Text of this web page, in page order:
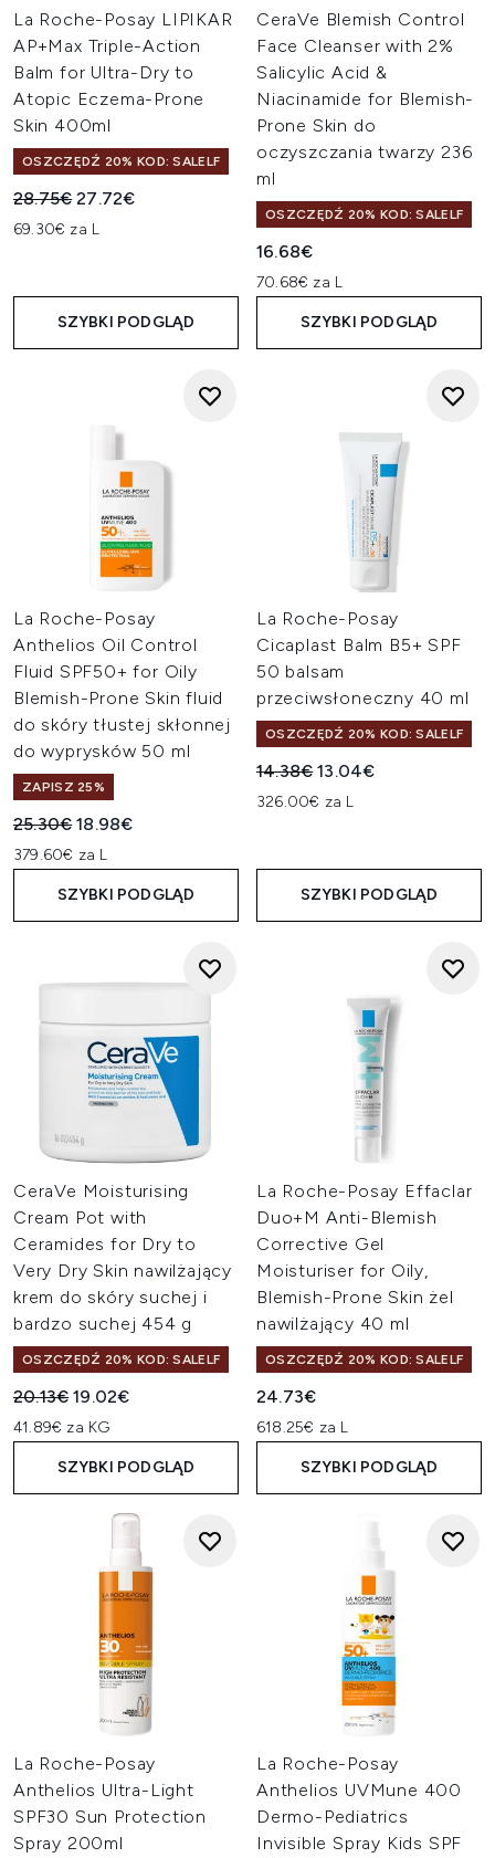
La Roche-Posay LIPIKAR
AP+Max Triple-Action
Balm for Ultra-Dry to
Atopic Eczema-Prone
Skin 400ml
OSZCZĘDŹ 20% KOD: SALELF
Sugerowana cena detaliczna:
28.75€Aktualna cena:
27.72€
69.30€ za L
SZYBKI PODGLĄD
CeraVe Blemish Control
Face Cleanser with 2%
Salicylic Acid &
Niacinamide for Blemish-
Prone Skin do
oczyszczania twarzy 236
ml
OSZCZĘDŹ 20% KOD: SALELF
16.68€
70.68€ za L
SZYBKI PODGLĄD
La Roche-Posay
Anthelios Oil Control
Fluid SPF50+ for Oily
Blemish-Prone Skin fluid
do skóry tłustej skłonnej
do wyprysków 50 ml
ZAPISZ 25%
Sugerowana cena detaliczna:
25.30€Aktualna cena:
18.98€
379.60€ za L
SZYBKI PODGLĄD
La Roche-Posay
Cicaplast Balm B5+ SPF
50 balsam
przeciwsłoneczny 40 ml
OSZCZĘDŹ 20% KOD: SALELF
Sugerowana cena
14.38€Aktualna cena:
13.04€
326.00€ za L
SZYBKI PODGLĄD
CeraVe Moisturising
Cream Pot with
Ceramides for Dry to
Very Dry Skin nawilżający
krem do skóry suchej i
bardzo suchej 454 g
OSZCZĘDŹ 20% KOD: SALELF
Sugerowana cena detaliczna:
20.13€Aktualna cena:
19.02€
41.89€ za KG
SZYBKI PODGLĄD
La Roche-Posay Effaclar
Duo+M Anti-Blemish
Corrective Gel
Moisturiser for Oily,
Blemish-Prone Skin żel
nawilżający 40 ml
OSZCZĘDŹ 20% KOD: SALELF
24.73€
618.25€ za L
SZYBKI PODGLĄD
La Roche-Posay
Anthelios Ultra-Light
SPF30 Sun Protection
Spray 200ml
La Roche-Posay
Anthelios UVMune 400
Dermo-Pediatrics
Invisible Spray Kids SPF